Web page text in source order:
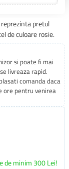
de minim 300 Lei!
pretul
de culoare rosie.
si poate fi mai
livreaza rapid.
comanda daca
ore pentru venirea